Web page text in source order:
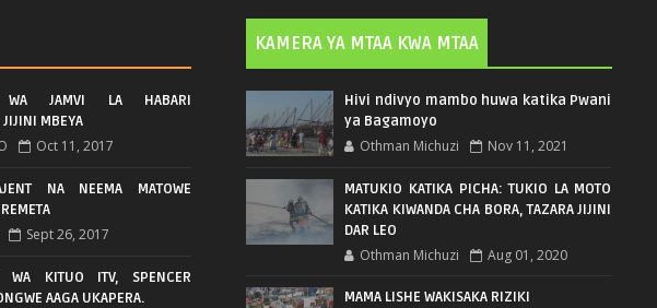
WA JAMVI LA HABARI
JIJINI MBEYA
Oct 11, 2017
NA NEEMA MATOWE
Sept 26, 2017
WA KITUO ITV, SPENCER
AAGA UKAPERA.
KAMERA YA MTAA KWA MTAA
Hivi ndivyo mambo huwa katika Pwani
ya Bagamoyo
Othman Michuzi Nov 11, 2021
MATUKIO KATIKA PICHA: TUKIO LA MOTO
KATIKA KIWANDA CHA BORA, TAZARA JIJINI
DAR LEO
Othman Michuzi Aug 01, 2020
MAMA LISHE WAKISAKA RIZIKI